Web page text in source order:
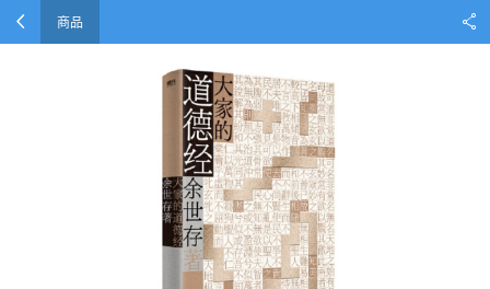
商品